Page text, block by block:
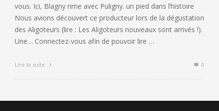
vous. Ici, Blagny rime avec Puligny. un pied dans l’histoire
Nous avions découvert ce producteur lors de la dégustation
des Aligoteurs (lire : Les Aligoteurs nouveaux sont arrivés !).
Une… Connectez-vous afin de pouvoir lire …
Lire la suite 0